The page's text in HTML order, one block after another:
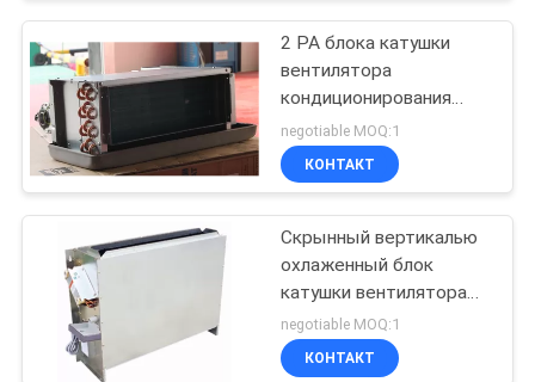
СВЯЖИТЕСЬ
МЫ
СПРОСИТЕ
ЦИТАТУ
COMPANY
NEWS
2 PA блока катушки
вентилятора
кондиционирования
воздуха потолка
рядков трубы 2 ESP 35
negotiable MOQ:1
КОНТАКТ
Скрынный вертикалью
охлаженный блок
катушки вентилятора
воды с установкой пола
negotiable MOQ:1
КОНТАКТ